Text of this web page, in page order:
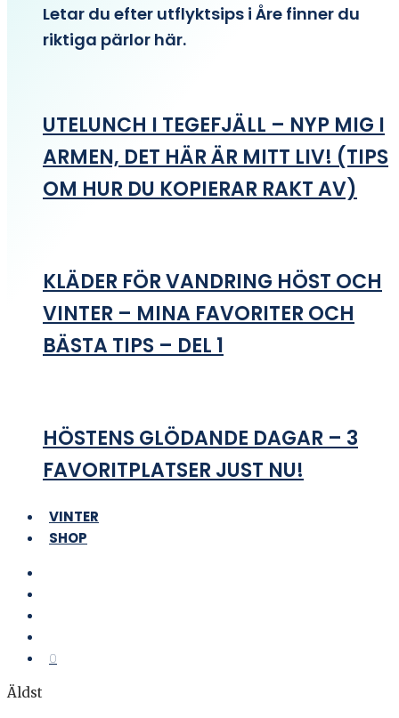
Letar du efter utflyktsips i Åre finner du
riktiga pärlor här.
UTELUNCH I TEGEFJÄLL – NYP MIG I
ARMEN, DET HÄR ÄR MITT LIV! (TIPS
OM HUR DU KOPIERAR RAKT AV)
KLÄDER FÖR VANDRING HÖST OCH
VINTER – MINA FAVORITER OCH
BÄSTA TIPS – DEL 1
HÖSTENS GLÖDANDE DAGAR – 3
FAVORITPLATSER JUST NU!
VINTER
SHOP
0
Äldst